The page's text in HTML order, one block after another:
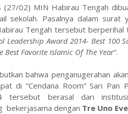
(27/02) MIN Habirau Tengah
sekolah. Pasalnya dalam
Tengah tersebut
Leadership Award 2014- Best 100
Best Favorite Islamic Of The Year”.
bahwa penganugerahan
di “Cendana Room” Sari Pan
tersebut berasal dari
bekerjasama dengan Tre Uno